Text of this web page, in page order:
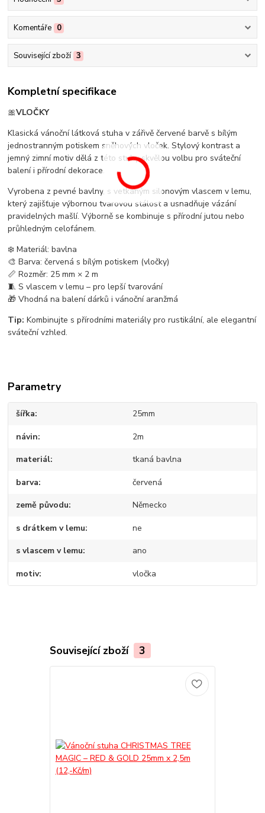
Komentáře 0
Související zboží 3
Kompletní specifikace
🎀VLOČKY
Klasická vánoční látková stuha v zářivě červené barvě s bílým
jednostranným potiskem sněhových vloček. Stylový kontrast a
jemný zimní motiv dělá z této stuhy skvělou volbu pro sváteční
balení i přírodní dekorace.
Vyrobena z pevné bavlny, s vetkaným silonovým vlascem v lemu,
který zajišťuje výbornou tvarovou stálost a usnadňuje vázání
pravidelných mašlí. Výborně se kombinuje s přírodní jutou nebo
průhledným celofánem.
❄️ Materiál: bavlna
🎨 Barva: červená s bílým potiskem (vločky)
📏 Rozměr: 25 mm × 2 m
🧵 S vlascem v lemu – pro lepší tvarování
🎁 Vhodná na balení dárků i vánoční aranžmá
Tip:Kombinujte s přírodními materiály pro rustikální, ale elegantní
sváteční vzhled.
Parametry
šířka 25mm
návin 2m
materiál tkaná bavlna
barva červená
země původu Německo
s drátkem v lemu ne
s vlascem v lemu ano
motiv vločka
Související zboží 3